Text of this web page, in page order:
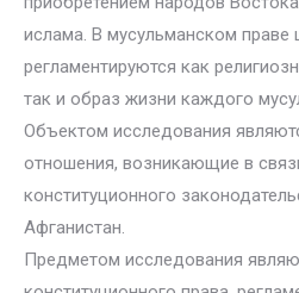
ислама. В мусульманском праве
регламентируются как
так и образ жизни каждого
Объектом исследования
отношения, возникающие в
конституционного
Афганистан.
Предметом исследования